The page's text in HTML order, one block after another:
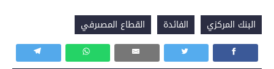
البنك المركزي الفائدة القطاع المصىرفي